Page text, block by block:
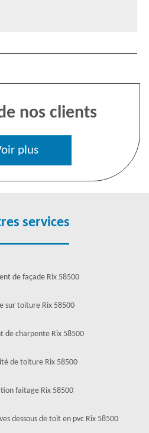
nos clients
plus
services
de façade Rix 58500
sur toiture Rix 58500
de charpente Rix 58500
de toiture Rix 58500
faitage Rix 58500
dessous de toit en pvc Rix 58500